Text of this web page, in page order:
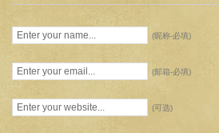
(昵称-必填)
(邮箱-必填)
(可选)